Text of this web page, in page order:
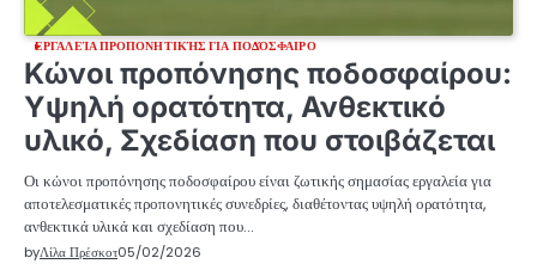
ΕΡΓΑΛΕΊΑ ΠΡΟΠΟΝΗΤΙΚΉΣ ΓΙΑ ΠΟΔΌΣΦΑΙΡΟ
Κώνοι προπόνησης ποδοσφαίρου:
Υψηλή ορατότητα, Ανθεκτικό
υλικό, Σχεδίαση που στοιβάζεται
Οι κώνοι προπόνησης ποδοσφαίρου είναι ζωτικής σημασίας εργαλεία για
αποτελεσματικές προπονητικές συνεδρίες, διαθέτοντας υψηλή ορατότητα,
ανθεκτικά υλικά και σχεδίαση που…
byΛίλα Πρέσκοτ05/02/2026